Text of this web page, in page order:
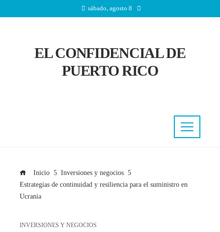
sábado, agosto 8
EL CONFIDENCIAL DE
PUERTO RICO
Inicio
Inversiones y negocios
Estrategias de continuidad y resiliencia para el suministro en
Ucrania
INVERSIONES Y NEGOCIOS